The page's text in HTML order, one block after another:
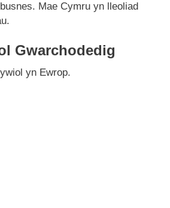
Mae Cymru yn lleoliad
Gwarchodedig
yn Ewrop.